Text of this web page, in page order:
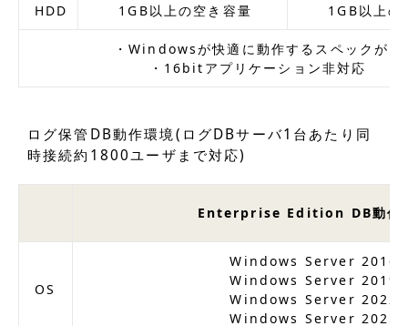
HDD 1GB以上の空き容量 1GB以上の
・Windowsが快適に動作するスペックが目
・16bitアプリケーション非対応
ログ保管DB動作環境(ログDBサーバ1台あたり同
時接続約1800ユーザまで対応)
Enterprise Edition DB動作
OS
Windows Server 2016
Windows Server 2019
Windows Server 2022
Windows Server 2025